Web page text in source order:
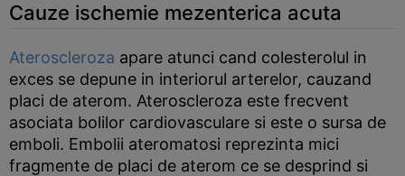
Cauze ischemie mezenterica acuta
Ateroscleroza apare atunci cand colesterolul in
exces se depune in interiorul arterelor, cauzand
placi de aterom. Ateroscleroza este frecvent
asociata bolilor cardiovasculare si este o sursa de
emboli. Embolii ateromatosi reprezinta mici
fragmente de placi de aterom ce se desprind si